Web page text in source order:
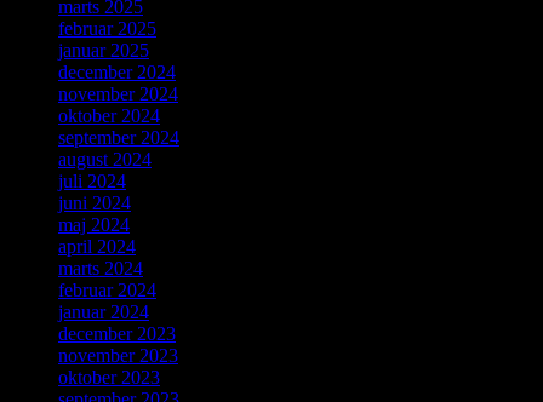
marts 2025
februar 2025
januar 2025
december 2024
november 2024
oktober 2024
september 2024
august 2024
juli 2024
juni 2024
maj 2024
april 2024
marts 2024
februar 2024
januar 2024
december 2023
november 2023
oktober 2023